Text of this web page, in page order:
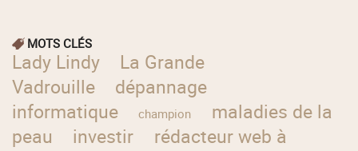
MOTS CLÉS
Lady Lindy
La Grande
Vadrouille
dépannage
informatique
champion
maladies de la
peau
investir
rédacteur web à